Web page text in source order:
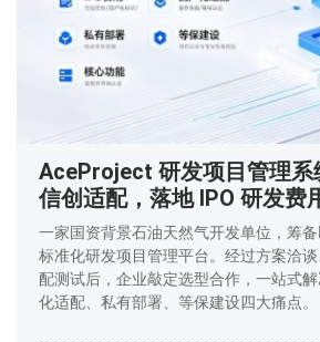
AceProject 研发项目管理系
信创适配，落地 IPO 研发费
一家国资背景石油天然气开发单位，筹
标准化研发项目管理平台。经过方案洽
配测试后，企业敲定选型合作，一站式解
化适配、私有部署、等保建设四大痛点。